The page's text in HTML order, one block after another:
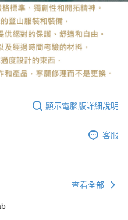
顯示電腦版詳細說明
客服
查看全部